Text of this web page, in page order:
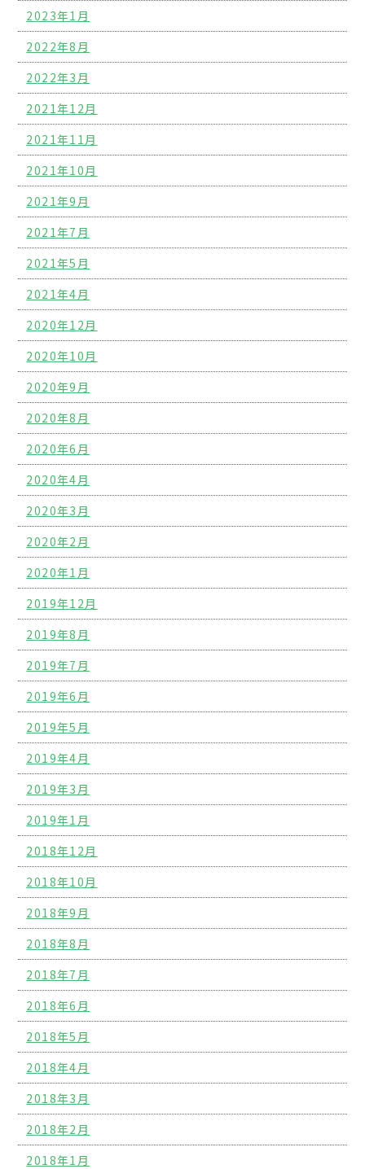
2023年1月
2022年8月
2022年3月
2021年12月
2021年11月
2021年10月
2021年9月
2021年7月
2021年5月
2021年4月
2020年12月
2020年10月
2020年9月
2020年8月
2020年6月
2020年4月
2020年3月
2020年2月
2020年1月
2019年12月
2019年8月
2019年7月
2019年6月
2019年5月
2019年4月
2019年3月
2019年1月
2018年12月
2018年10月
2018年9月
2018年8月
2018年7月
2018年6月
2018年5月
2018年4月
2018年3月
2018年2月
2018年1月